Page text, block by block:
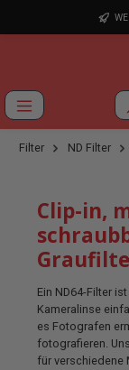
Zum Hauptinhalt
Filter ND Filter
Clip-in,
Ein ND64-Filter
Kameralinse
es Fotografen
fotografieren.
für verschiedene